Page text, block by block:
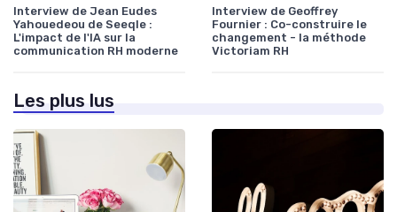
Interview de Jean Eudes
Yahouedeou de Seeqle :
L'impact de l'IA sur la
communication RH moderne
Interview de Geoffrey
Fournier : Co-construire le
changement - la méthode
Victoriam RH
Les plus lus